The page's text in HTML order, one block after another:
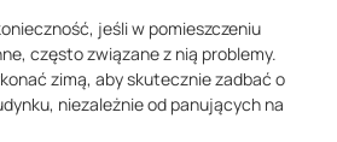
jeśli w pomieszczeniu
często związane z nią problemy.
zimą, aby skutecznie zadbać o
niezależnie od panujących na